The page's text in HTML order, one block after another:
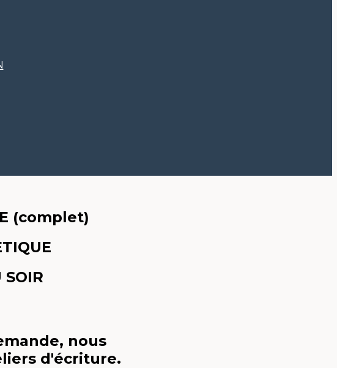
(complet)
SOIR
nous
d'écriture.